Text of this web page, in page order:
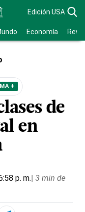
Edición USA
Economía
+
de
en
p. m.| 3 min de